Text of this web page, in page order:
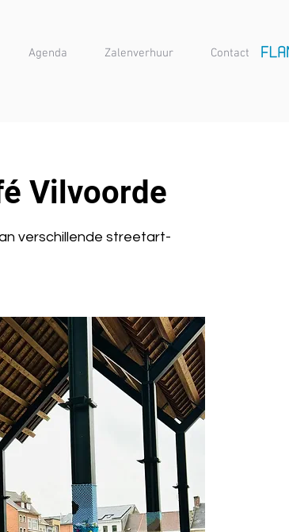
Agenda Zalenverhuur Contact
Vilvoorde
verschillende streetart-